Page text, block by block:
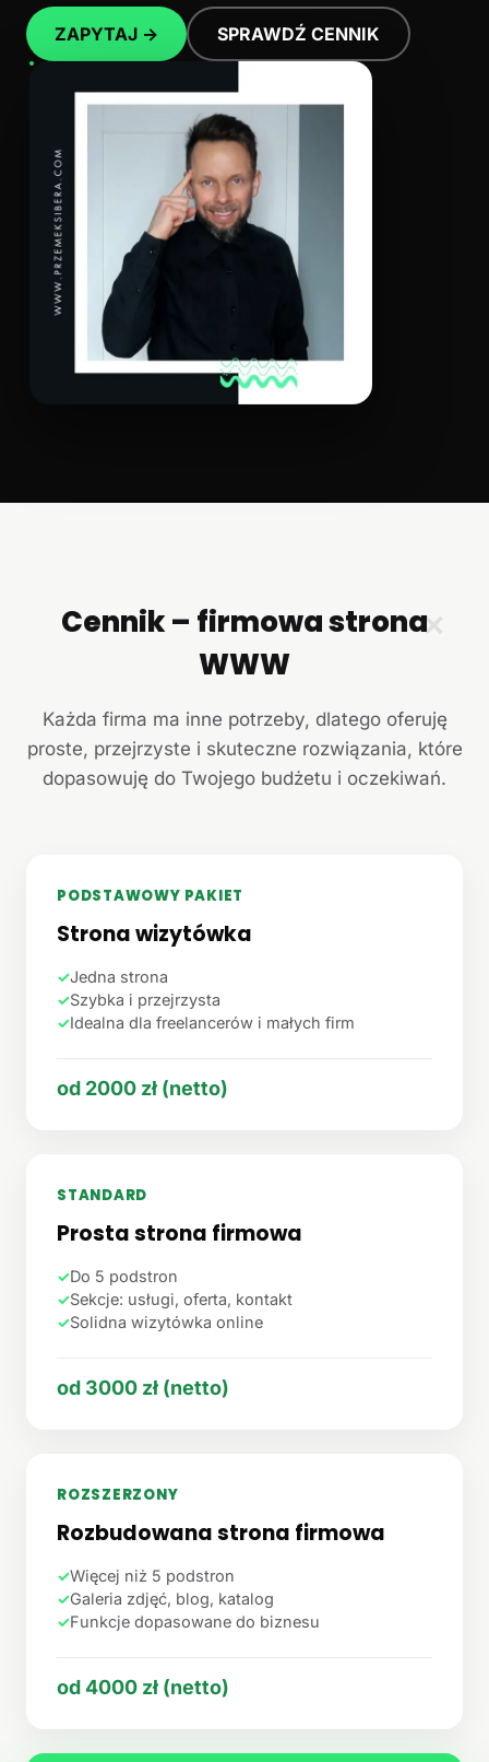
ZAPYTAJ → SPRAWDŹ CENNIK
✕
Cennik – firmowa strona
WWW
Każda firma ma inne potrzeby, dlatego oferuję
proste, przejrzyste i skuteczne rozwiązania, które
dopasowuję do Twojego budżetu i oczekiwań.
PODSTAWOWY PAKIET
Strona wizytówka
✓Jedna strona
✓Szybka i przejrzysta
✓Idealna dla freelancerów i małych firm
od 2000 zł (netto)
STANDARD
Prosta strona firmowa
✓Do 5 podstron
✓Sekcje: usługi, oferta, kontakt
✓Solidna wizytówka online
od 3000 zł (netto)
ROZSZERZONY
Rozbudowana strona firmowa
✓Więcej niż 5 podstron
✓Galeria zdjęć, blog, katalog
✓Funkcje dopasowane do biznesu
od 4000 zł (netto)